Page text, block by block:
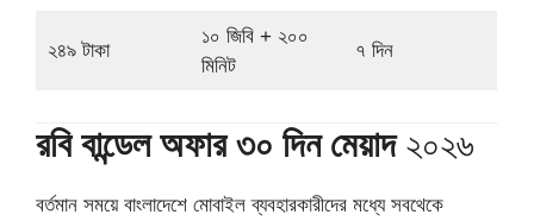
২৪৯ টাকা
১০ জিবি + ২০০
মিনিট
৭ দিন
রবি বান্ডেল অফার ৩০ দিন মেয়াদ২০২৬
বর্তমান সময়ে বাংলাদেশে মোবাইল ব্যবহারকারীদের মধ্যে সবথেকে